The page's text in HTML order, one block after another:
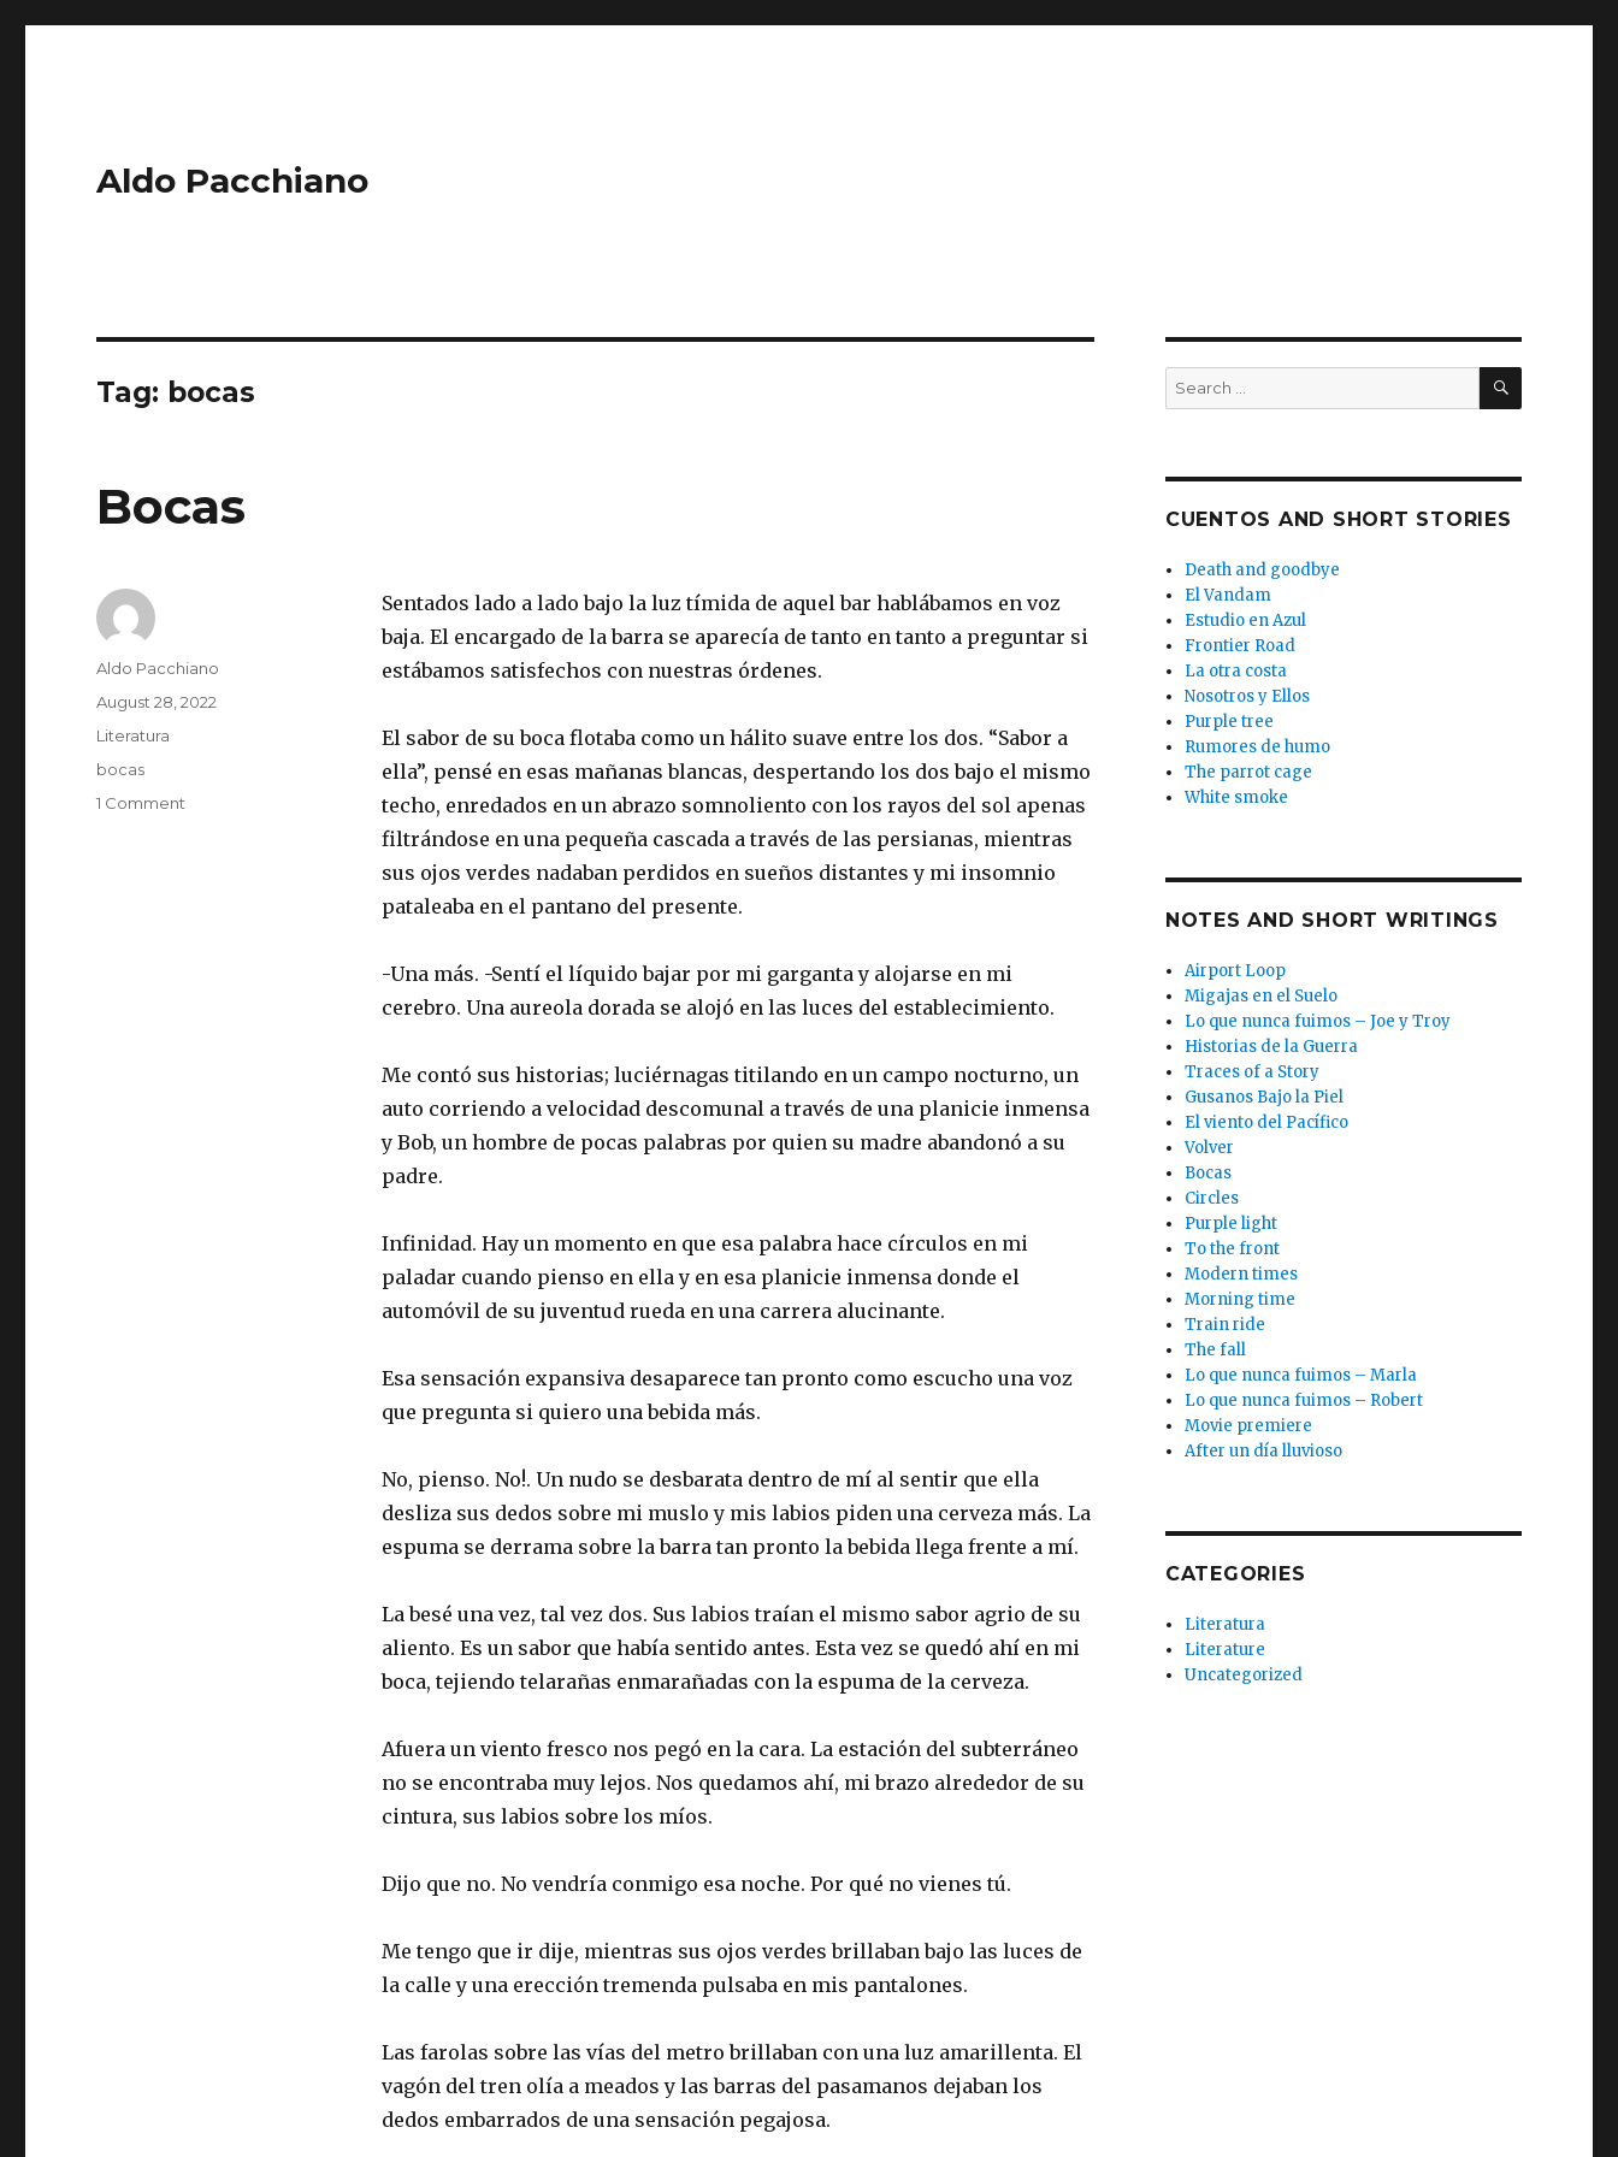
Aldo Pacchiano
Tag: bocas
Bocas
Sentados lado a lado bajo la luz tímida de aquel bar hablábamos en voz
baja. El encargado de la barra se aparecía de tanto en tanto a preguntar si
estábamos satisfechos con nuestras órdenes.
El sabor de su boca flotaba como un hálito suave entre los dos. “Sabor a
ella”, pensé en esas mañanas blancas, despertando los dos bajo el mismo
techo, enredados en un abrazo somnoliento con los rayos del sol apenas
filtrándose en una pequeña cascada a través de las persianas, mientras
sus ojos verdes nadaban perdidos en sueños distantes y mi insomnio
pataleaba en el pantano del presente.
-Una más. -Sentí el líquido bajar por mi garganta y alojarse en mi
cerebro. Una aureola dorada se alojó en las luces del establecimiento.
Me contó sus historias; luciérnagas titilando en un campo nocturno, un
auto corriendo a velocidad descomunal a través de una planicie inmensa
y Bob, un hombre de pocas palabras por quien su madre abandonó a su
padre.
Infinidad. Hay un momento en que esa palabra hace círculos en mi
paladar cuando pienso en ella y en esa planicie inmensa donde el
automóvil de su juventud rueda en una carrera alucinante.
Esa sensación expansiva desaparece tan pronto como escucho una voz
que pregunta si quiero una bebida más.
No, pienso. No!. Un nudo se desbarata dentro de mí al sentir que ella
desliza sus dedos sobre mi muslo y mis labios piden una cerveza más. La
espuma se derrama sobre la barra tan pronto la bebida llega frente a mí.
La besé una vez, tal vez dos. Sus labios traían el mismo sabor agrio de su
aliento. Es un sabor que había sentido antes. Esta vez se quedó ahí en mi
boca, tejiendo telarañas enmarañadas con la espuma de la cerveza.
Afuera un viento fresco nos pegó en la cara. La estación del subterráneo
no se encontraba muy lejos. Nos quedamos ahí, mi brazo alrededor de su
cintura, sus labios sobre los míos.
Dijo que no. No vendría conmigo esa noche. Por qué no vienes tú.
Me tengo que ir dije, mientras sus ojos verdes brillaban bajo las luces de
la calle y una erección tremenda pulsaba en mis pantalones.
Las farolas sobre las vías del metro brillaban con una luz amarillenta. El
vagón del tren olía a meados y las barras del pasamanos dejaban los
dedos embarrados de una sensación pegajosa.
Author
Aldo Pacchiano
Posted
on
August 28, 2022
Categories
Literatura
Tags
bocas
1 Comment
Search
for:
SEARCH
CUENTOS AND SHORT STORIES
Death and goodbye
El Vandam
Estudio en Azul
Frontier Road
La otra costa
Nosotros y Ellos
Purple tree
Rumores de humo
The parrot cage
White smoke
NOTES AND SHORT WRITINGS
Airport Loop
Migajas en el Suelo
Lo que nunca fuimos – Joe y Troy
Historias de la Guerra
Traces of a Story
Gusanos Bajo la Piel
El viento del Pacífico
Volver
Bocas
Circles
Purple light
To the front
Modern times
Morning time
Train ride
The fall
Lo que nunca fuimos – Marla
Lo que nunca fuimos – Robert
Movie premiere
After un día lluvioso
CATEGORIES
Literatura
Literature
Uncategorized